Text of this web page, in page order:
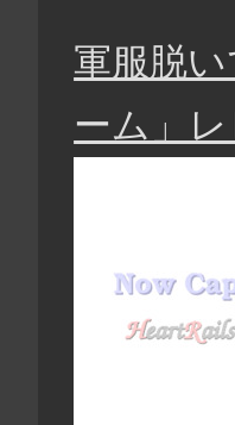
軍服脱
ーム」